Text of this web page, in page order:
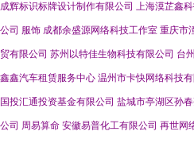
成辉标识标牌设计制作有限公司 上海漠芷鑫
公司 服饰 成都余盛源网络科技工作室 重庆市
贸有限公司 苏州以特佳生物科技有限公司 台
鑫鑫汽车租赁服务中心 温州市卡快网络科技有
国投汇通投资基金有限公司 盐城市亭湖区孙
公司 周易算命 安徽易普化工有限公司 再世网